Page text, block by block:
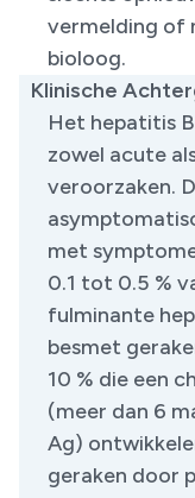
vermelding of
bioloog.
Klinische
Het hepatitis
zowel acute
veroorzaken.
met
0.1 tot 0.5 %
fulminante
besmet
10 % die een
(meer dan 6
Ag)
geraken door